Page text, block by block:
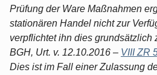
Prüfung der Ware Maßnahmen
stationären Handel nicht zur
verpflichtet ihn dies grundsätzlich
BGH, Urt. v. 12.10.2016 – VIII ZR
Dies ist im Fall einer Zulassung